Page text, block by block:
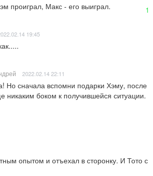
проиграл, Макс - его выиграл. 1
19:45
2022.02.14 22:11
Но сначала вспомни подарки Хэму, после
боком к получившейся ситуации.
опытом и отъехал в сторонку. И Тото с